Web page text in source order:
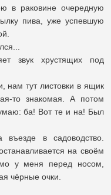
раковине очередную
пива, уже успевшую
звук хрустящих под
нам тут листовки в ящик
то знакомая. А потом
ба! Вот те и на! Был
в садоводство.
на своём
у меня перед носом,
чёрные очки.